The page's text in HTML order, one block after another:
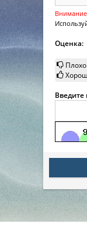
Оценка:
Плохо
Введите